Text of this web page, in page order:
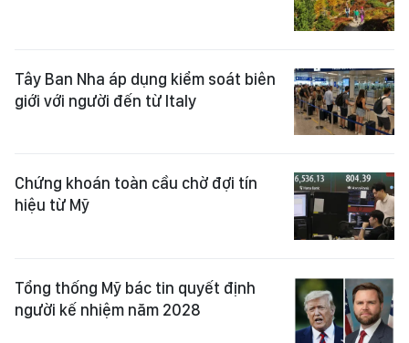
Tây Ban Nha áp dụng kiểm soát biên
giới với người đến từ Italy
Chứng khoán toàn cầu chờ đợi tín
hiệu từ Mỹ
Tổng thống Mỹ bác tin quyết định
người kế nhiệm năm 2028